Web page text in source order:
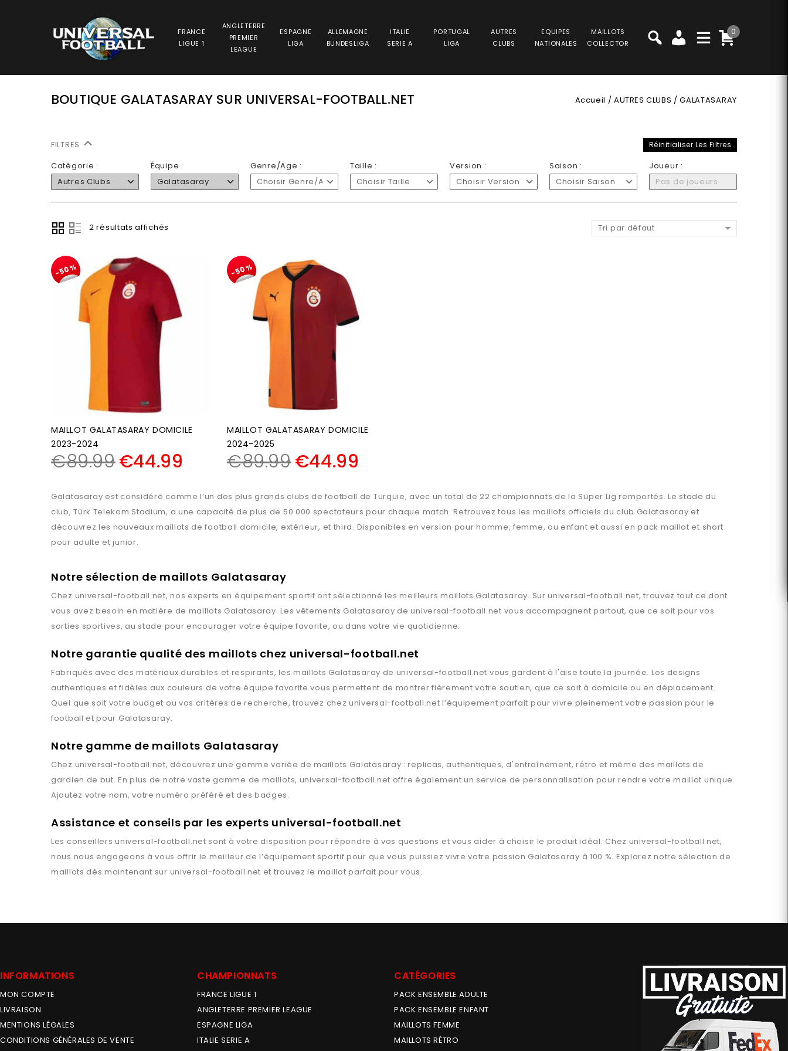
FRANCE
LIGUE 1
ANGLETERRE
PREMIER
LEAGUE
ESPAGNE
LIGA
ALLEMAGNE
BUNDESLIGA
ITALIE
SERIE A
PORTUGAL
LIGA
AUTRES
CLUBS
EQUIPES
NATIONALES
MAILLOTS
COLLECTOR
0
BOUTIQUE GALATASARAY SUR UNIVERSAL-FOOTBALL.NET Accueil / AUTRES CLUBS /GALATASARAY
FILTRES Réinitialiser Les Filtres
Catégorie :
Autres Clubs
Équipe :
Galatasaray
Genre/Age :
Choisir Genre/Age
Taille :
Choisir Taille
Version :
Choisir Version
Saison :
Choisir Saison
Joueur :
Pas de joueurs
2 résultats affichés Tri par défaut
-50%
MAILLOT GALATASARAY DOMICILE
2023-2024
€89.99€44.99
-50%
MAILLOT GALATASARAY DOMICILE
2024-2025
€89.99€44.99
Galatasaray est considéré comme l’un des plus grands clubs de football de Turquie, avec un total de 22 championnats de la Süper Lig remportés. Le stade du
club, Türk Telekom Stadium, a une capacité de plus de 50 000 spectateurs pour chaque match. Retrouvez tous les maillots officiels du club Galatasaray et
découvrez les nouveaux maillots de football domicile, extérieur, et third. Disponibles en version pour homme, femme, ou enfant et aussi en pack maillot et short
pour adulte et junior.
Notre sélection de maillots Galatasaray
Chez universal-football.net, nos experts en équipement sportif ont sélectionné les meilleurs maillots Galatasaray. Suruniversal-football.net, trouvez tout ce dont
vous avez besoin en matière de maillots Galatasaray. Les vêtements Galatasaray deuniversal-football.net vous accompagnent partout, que ce soit pour vos
sorties sportives, au stade pour encourager votre équipe favorite, ou dans votre vie quotidienne.
Notre garantie qualité des maillots chez universal-football.net
Fabriqués avec des matériaux durables et respirants, les maillots Galatasaray de universal-football.net vous gardent à l'aise toute la journée. Les designs
authentiques et fidèles aux couleurs de votre équipe favorite vous permettent de montrer fièrement votre soutien, que ce soit à domicile ou en déplacement.
Quel que soit votre budget ou vos critères de recherche, trouvez chezuniversal-football.net l’équipement parfait pour vivre pleinement votre passion pour le
football et pour Galatasaray.
Notre gamme de maillots Galatasaray
Chez universal-football.net, découvrez une gamme variée de maillots Galatasaray : replicas, authentiques, d'entraînement, rétro et même des maillots de
gardien de but. En plus de notre vaste gamme de maillots, universal-football.net offre également un service de personnalisation pour rendre votre maillot unique.
Ajoutez votre nom, votre numéro préféré et des badges.
Assistance et conseils par les experts universal-football.net
Les conseillersuniversal-football.net sont à votre disposition pour répondre à vos questions et vous aider à choisir le produit idéal. Chez universal-football.net,
nous nous engageons à vous offrir le meilleur de l’équipement sportif pour que vous puissiez vivre votre passion Galatasaray à 100 %. Explorez notre sélection de
maillots dès maintenant sur universal-football.net et trouvez le maillot parfait pour vous.
INFORMATIONS
MON COMPTE
LIVRAISON
MENTIONS LÉGALES
CONDITIONS GÉNÉRALES DE VENTE
CHAMPIONNATS
FRANCE LIGUE 1
ANGLETERRE PREMIER LEAGUE
ESPAGNE LIGA
ITALIE SERIE A
CATÉGORIES
PACK ENSEMBLE ADULTE
PACK ENSEMBLE ENFANT
MAILLOTS FEMME
MAILLOTS RÉTRO